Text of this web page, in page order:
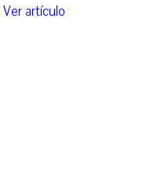
Ver artículo